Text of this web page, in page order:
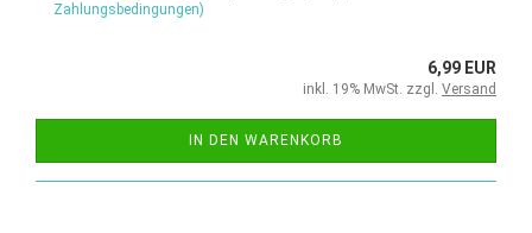
Zahlungsbedingungen)
6,99 EUR
inkl. 19% MwSt. zzgl. Versand
IN DEN WARENKORB